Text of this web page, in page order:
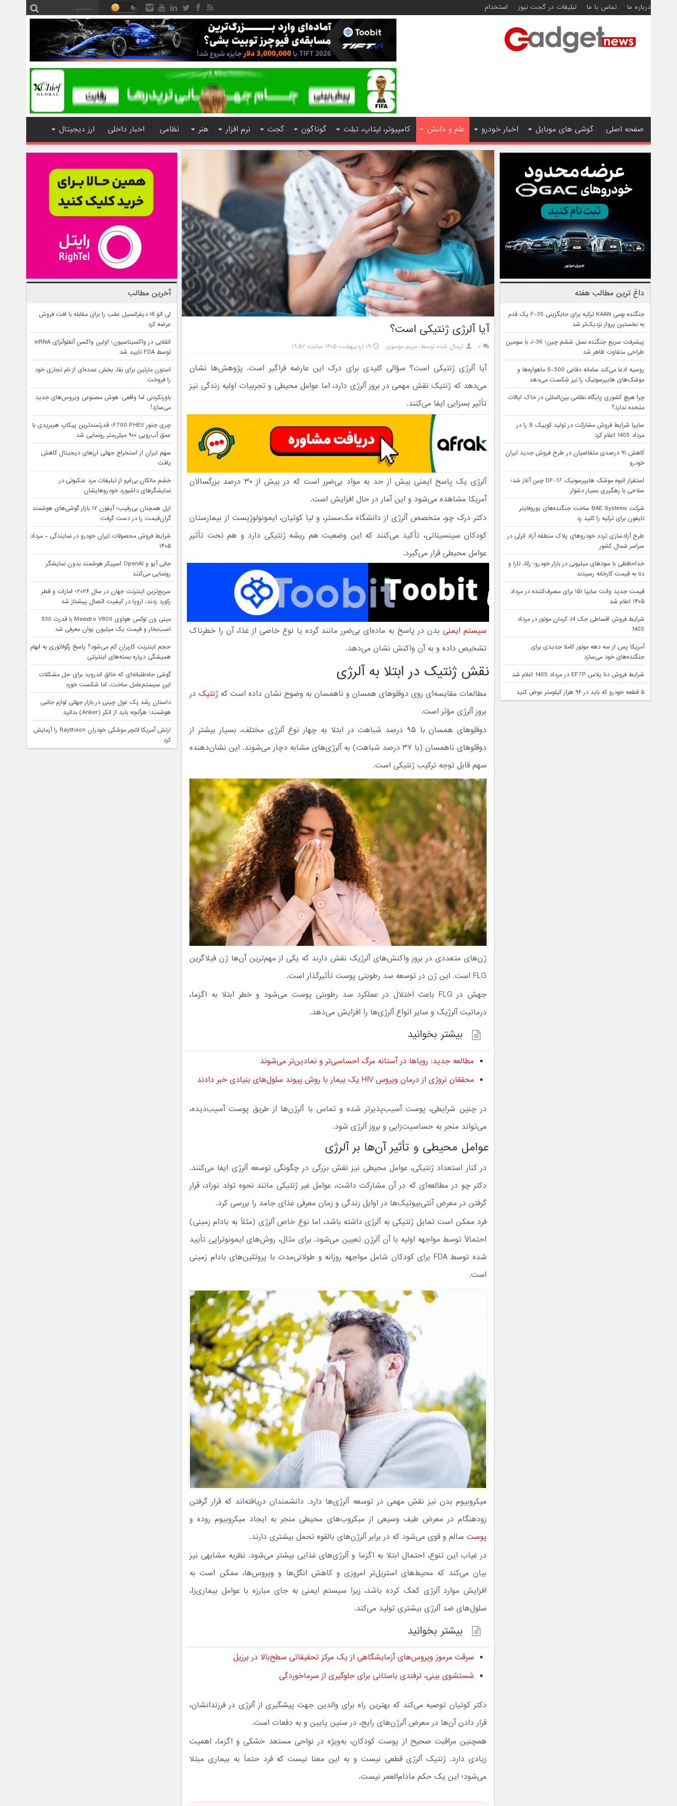
درباره ما تماس با ما تبلیغات در گجت نیوز استخدام
صفحه اصلی گوشی های موبایل اخبار خودرو علم و دانش کامپیوتر، لپتاپ، تبلت گوناگون گجت نرم افزار هنر نظامی اخبار داخلی ارز دیجیتال
آیا آلرژی ژنتیکی است؟
۰ ارسال شده توسط: مریم موسوی ۱۹ اردیبهشت ۱۴۰۵ ساعت ۱۹:۵۲
آیا آلرژی ژنتیکی است؟ سؤالی کلیدی برای درک این عارضه فراگیر است. پژوهش‌ها نشان
می‌دهد که ژنتیک نقش مهمی در بروز آلرژی دارد، اما عوامل محیطی و تجربیات اولیه زندگی نیز
تأثیر بسزایی ایفا می‌کنند.
آلرژی یک پاسخ ایمنی بیش از حد به مواد بی‌ضرر است که در بیش از ۳۰ درصد بزرگسالان
آمریکا مشاهده می‌شود و این آمار در حال افزایش است.
دکتر درک چو، متخصص آلرژی از دانشگاه مک‌مستر، و لیا کوتیان، ایمونولوژیست از بیمارستان
کودکان سینسیناتی، تأکید می‌کنند که این وضعیت هم ریشه ژنتیکی دارد و هم تحت تأثیر
عوامل محیطی قرار می‌گیرد.
سیستم ایمنیبدن در پاسخ به ماده‌ای بی‌ضرر مانند گرده یا نوع خاصی از غذا، آن را خطرناک
تشخیص داده و به آن واکنش نشان می‌دهد.
نقش ژنتیک در ابتلا به آلرژی
مطالعات مقایسه‌ای روی دوقلوهای همسان و ناهمسان به وضوح نشان داده است که ژنتیک در
بروز آلرژی مؤثر است.
دوقلوهای همسان با ۹۵ درصد شباهت در ابتلا به چهار نوع آلرژی مختلف، بسیار بیشتر از
دوقلوهای ناهمسان (با ۳۷ درصد شباهت) به آلرژی‌های مشابه دچار می‌شوند. این نشان‌دهنده
سهم قابل توجه ترکیب ژنتیکی است.
ژن‌های متعددی در بروز واکنش‌های آلرژیک نقش دارند که یکی از مهم‌ترین آن‌ها ژن فیلاگرین
FLG است. این ژن در توسعه سد رطوبتی پوست تأثیرگذار است.
جهش در FLG باعث اختلال در عملکرد سد رطوبتی پوست می‌شود و خطر ابتلا به اگزما،
درماتیت آلرژیک و سایر انواع آلرژی‌ها را افزایش می‌دهد.
بیشتر بخوانید
مطالعه جدید: رویاها در آستانه مرگ احساسی‌تر و نمادین‌تر می‌شوند
محققان نروژی از درمان ویروس HIV یک بیمار با روش پیوند سلول‌های بنیادی خبر دادند
در چنین شرایطی، پوست آسیب‌پذیرتر شده و تماس با آلرژن‌ها از طریق پوست آسیب‌دیده،
می‌تواند منجر به حساسیت‌زایی و بروز آلرژی شود.
عوامل محیطی و تأثیر آن‌ها بر آلرژی
در کنار استعداد ژنتیکی، عوامل محیطی نیز نقش بزرگی در چگونگی توسعه آلرژی ایفا می‌کنند.
دکتر چو در مطالعه‌ای که در آن مشارکت داشت، عوامل غیر ژنتیکی مانند نحوه تولد نوزاد، قرار
گرفتن در معرض آنتی‌بیوتیک‌ها در اوایل زندگی و زمان معرفی غذای جامد را بررسی کرد.
فرد ممکن است تمایل ژنتیکی به آلرژی داشته باشد، اما نوع خاص آلرژی (مثلاً به بادام زمینی)
احتمالاً توسط مواجهه اولیه با آن آلرژن تعیین می‌شود. برای مثال، روش‌های ایمونوتراپی تأیید
شده توسط FDA برای کودکان شامل مواجهه روزانه و طولانی‌مدت با پروتئین‌های بادام زمینی
است.
میکروبیوم بدن نیز نقش مهمی در توسعه آلرژی‌ها دارد. دانشمندان دریافته‌اند که قرار گرفتن
زودهنگام در معرض طیف وسیعی از میکروب‌های محیطی منجر به ایجاد میکروبیوم روده و
پوست سالم و قوی می‌شود که در برابر آلرژن‌های بالقوه تحمل بیشتری دارند.
در غیاب این تنوع، احتمال ابتلا به اگزما و آلرژی‌های غذایی بیشتر می‌شود. نظریه مشابهی نیز
بیان می‌کند که محیط‌های استریل‌تر امروزی و کاهش انگل‌ها و ویروس‌ها، ممکن است به
افزایش موارد آلرژی کمک کرده باشد، زیرا سیستم ایمنی به جای مبارزه با عوامل بیماری‌زا،
سلول‌های ضد آلرژی بیشتری تولید می‌کند.
بیشتر بخوانید
سرقت مرموز ویروس‌های آزمایشگاهی از یک مرکز تحقیقاتی سطح‌بالا در برزیل
شستشوی بینی، ترفندی باستانی برای جلوگیری از سرماخوردگی
دکتر کوتیان توصیه می‌کند که بهترین راه برای والدین جهت پیشگیری از آلرژی در فرزندانشان،
قرار دادن آن‌ها در معرض آلرژن‌های رایج، در سنین پایین و به دفعات است.
همچنین مراقبت صحیح از پوست کودکان، به‌ویژه در نواحی مستعد خشکی و اگزما، اهمیت
زیادی دارد. ژنتیک آلرژی قطعی نیست و به این معنا نیست که فرد حتماً به بیماری مبتلا
می‌شود؛ این یک حکم مادام‌العمر نیست.
داغ ترین مطالب هفته
جنگنده بومی KAAN ترکیه برای جایگزینی F-35 یک قدم
به نخستین پرواز نزدیک‌تر شد
پیشرفت سریع جنگنده نسل ششم چین؛ J-36 با سومین
طراحی متفاوت ظاهر شد
روسیه ادعا می‌کند سامانه دفاعی S-500 ماهواره‌ها و
موشک‌های هایپرسونیک را نیز شکست می‌دهد
چرا هیچ کشوری پایگاه نظامی بین‌المللی در خاک ایالات
متحده ندارد؟
سایپا شرایط فروش مشارکت در تولید کوییک S را در
مرداد 1405 اعلام کرد
کاهش ۹۱ درصدی متقاضیان در طرح فروش جدید ایران
خودرو
استقرار انبوه موشک هایپرسونیک DF-17 چین آغاز شد؛
سلاحی با رهگیری بسیار دشوار
شرکت BAE Systems ساخت جنگنده‌های یوروفایتر
تایفون برای ترکیه را کلید زد
طرح آزادسازی تردد خودروهای پلاک منطقه آزاد انزلی در
سراسر شمال کشور
خداحافظی با سودهای میلیونی در بازار خودرو؛ رانا، تارا و
دنا به قیمت کارخانه رسیدند
قیمت جدید وانت سایپا ۱۵۱ برای مصرف‌کننده در مرداد
۱۴۰۵ اعلام شد
شرایط فروش اقساطی جک J4 کرمان موتور در مرداد
1405
آمریکا پس از سه دهه موتور کاملا جدیدی برای
جنگنده‌های خود می‌سازد
شرایط فروش دنا پلاس EF7P در مرداد 1405 اعلام شد
۵ قطعه خودرو که باید در ۹۶ هزار کیلومتر عوض کنید
آخرین مطالب
لی اتو i8 دیفرانسیل عقب را برای مقابله با افت فروش
عرضه کرد
انقلابی در واکسیناسیون؛ اولین واکسن آنفلوآنزای mRNA
توسط FDA تایید شد
استون مارتین برای بقا، بخش عمده‌ای از نام تجاری خود
را فروخت
باورنکردنی اما واقعی: هوش مصنوعی ویروس‌های جدید
می‌سازد!
چری جتور F700 PHEV؛ قدرتمندترین پیکاپ هیبریدی با
عمق آب‌رویی ۹۰۰ میلی‌متر رونمایی شد
سهم ایران از استخراج جهانی ارزهای دیجیتال کاهش
یافت
خشم مالکان بی‌ام‌و از تبلیغات مرد عنکبوتی در
نمایشگرهای داشبورد خودروهایشان
اپل همچنان بی‌رقیب؛ آیفون ۱۷ بازار گوشی‌های هوشمند
گران‌قیمت را در دست گرفت
شرایط فروش محصولات ایران خودرو در نمایندگی – مرداد
۱۴۰۵
جانی آیو و OpenAI اسپیکر هوشمند بدون نمایشگر
رونمایی می‌کنند
سریع‌ترین اینترنت جهان در سال ۲۰۲۶؛ امارات و قطر
رکورد زدند، اروپا در کیفیت اتصال پیشتاز شد
مینی ون لوکس هواوی Maextro V800 با قدرت 530
اسب‌بخار و قیمت یک میلیون یوان معرفی شد
حجم اینترنت کاربران کم می‌شود؟ پاسخ رگولاتوری به ابهام
همیشگی درباره بسته‌های اینترنتی
گوشی جاه‌طلبانه‌ای که خالق اندروید برای حل مشکلات
این سیستم‌عامل ساخت، اما شکست خورد
داستان رشد یک غول چینی در بازار جهانی لوازم جانبی
هوشمند؛ هرآنچه باید از انکر (Anker) بدانید
ارتش آمریکا لانچر موشکی خودران Raytheon را آزمایش
کرد